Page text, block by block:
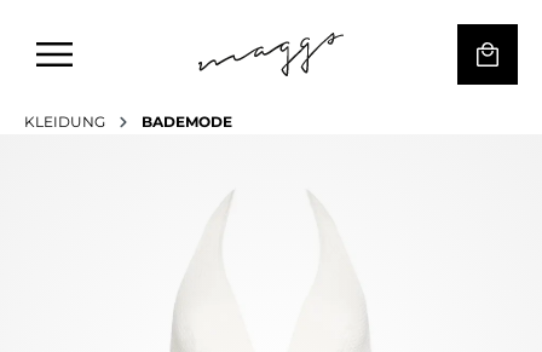
KLEIDUNG BADEMODE